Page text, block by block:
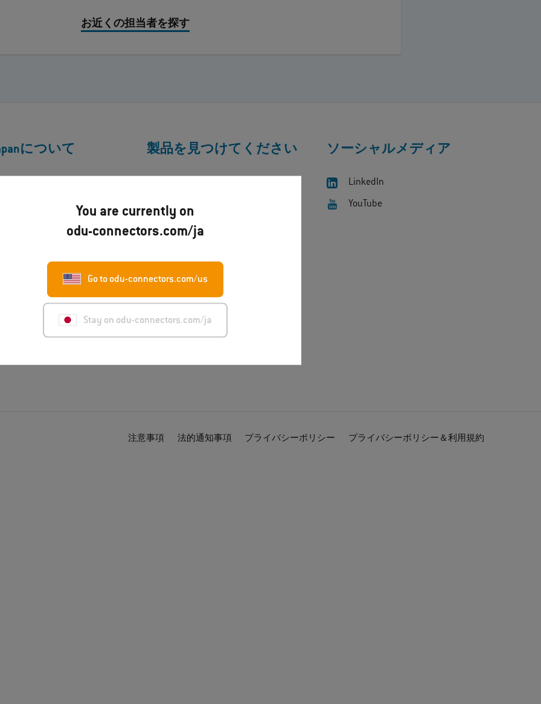
You are currently on
odu-connectors.com/ja
Go to odu-connectors.com/us
Stay on odu-connectors.com/ja
お近くの担当者を探す
について 製品を見つけてください
プロダクトマッチャー
ソーシャルメディア
LinkedIn
YouTube
注意事項 法的通知事項 プライバシーポリシー プライバシーポリシー＆利用規約